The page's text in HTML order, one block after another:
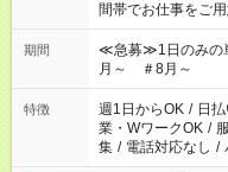
間帯でお仕事をご
17:00～22:00
期間
≪急募≫1日のみの
月～ ＃8月～
特徴 週1日からOK / 日
業・WワークOK /
集 / 電話対応なし /